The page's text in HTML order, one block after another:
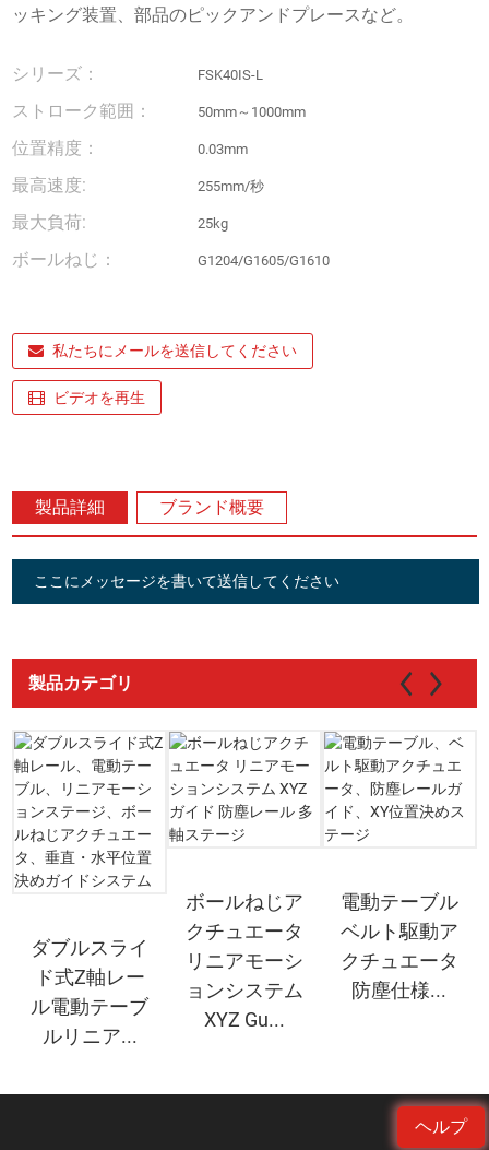
ヘルプ
ッキング装置、部品のピックアンドプレースなど。
シリーズ： FSK40IS-L
ストローク範囲： 50mm～1000mm
位置精度： 0.03mm
最高速度: 255mm/秒
最大負荷: 25kg
ボールねじ： G1204/G1605/G1610
私たちにメールを送信してください
ビデオを再生
製品詳細 ブランド概要
ここにメッセージを書いて送信してください
製品カテゴリ
ダブルスライ
ド式Z軸レー
ル電動テーブ
ルリニア...
ボールねじア
クチュエータ
リニアモーシ
ョンシステム
XYZ Gu...
電動テーブル
ベルト駆動ア
クチュエータ
防塵仕様...